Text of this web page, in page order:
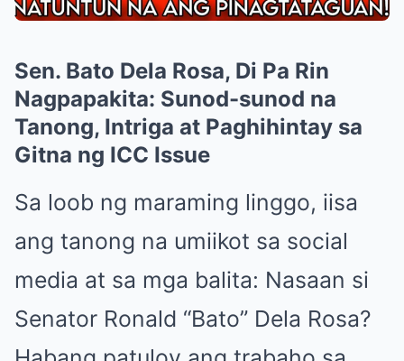
Sen. Bato Dela Rosa, Di Pa Rin
Nagpapakita: Sunod-sunod na
Tanong, Intriga at Paghihintay sa
Gitna ng ICC Issue
Sa loob ng maraming linggo, iisa
ang tanong na umiikot sa social
media at sa mga balita: Nasaan si
Senator Ronald “Bato” Dela Rosa?